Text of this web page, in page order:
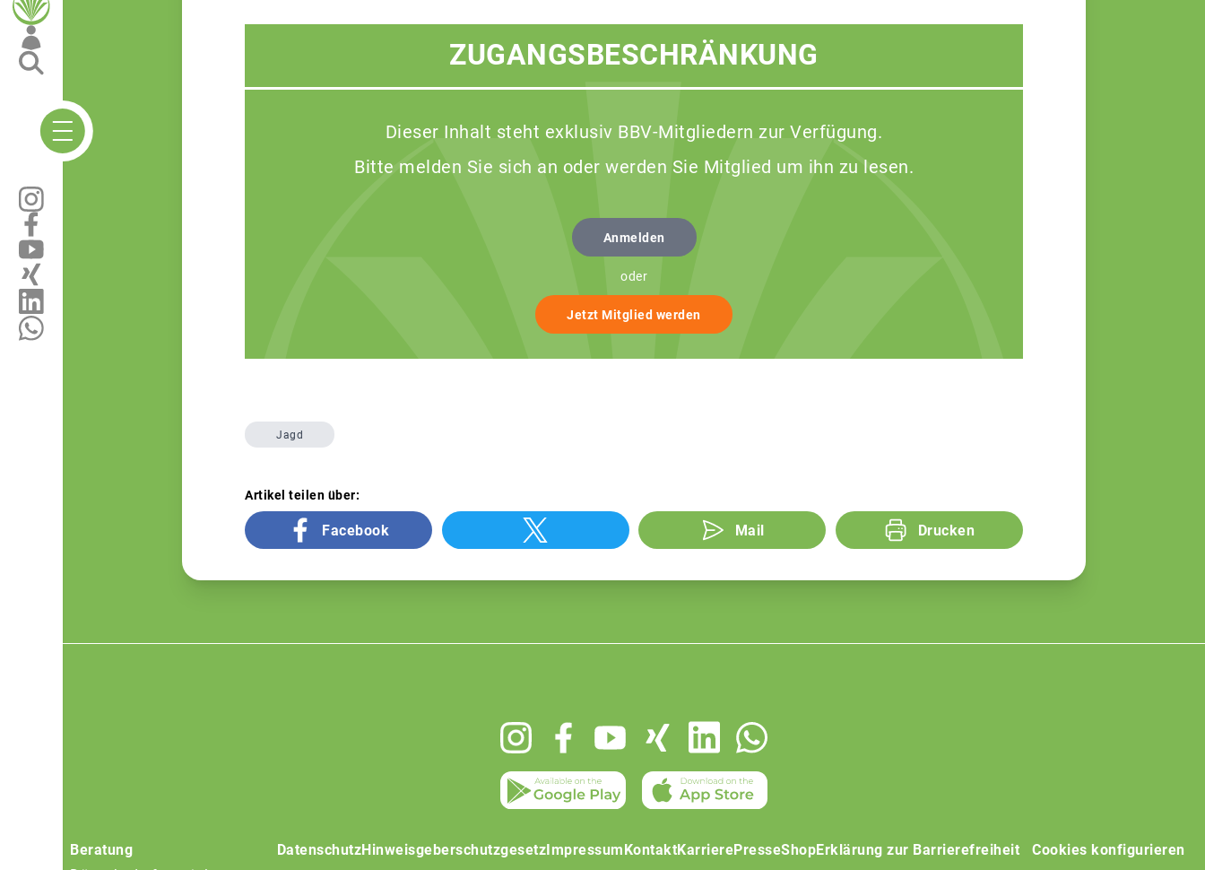
ZUGANGSBESCHRÄNKUNG
Dieser Inhalt steht exklusiv BBV-Mitgliedern zur Verfügung.
Bitte melden Sie sich an oder werden Sie Mitglied um ihn zu lesen.
Anmelden
oder
Jetzt Mitglied werden
Jagd
Artikel teilen über:
Facebook Mail Drucken
Beratung
DatenschutzHinweisgeberschutzgesetz Impressum KontaktKarrierePresseShopErklärung zur Barrierefreiheit Cookies konfigurieren